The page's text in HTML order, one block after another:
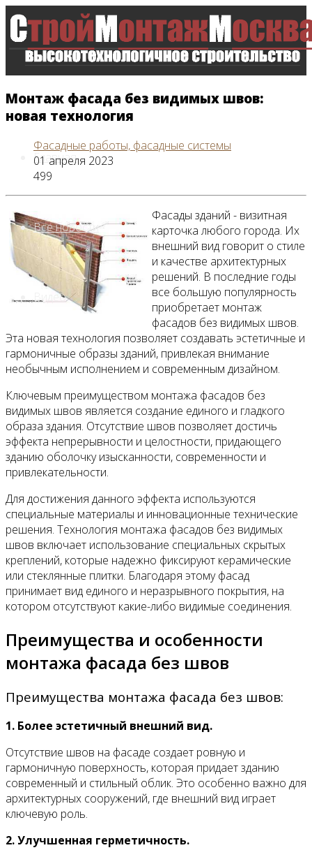
Главная
Все новости
Видео
Монтаж фасада без видимых швов:
новая технология
Фасадные работы, фасадные системы
01 апреля 2023
499
Фасады зданий - визитная
карточка любого города. Их
внешний вид говорит о стиле
и качестве архитектурных
решений. В последние годы
все большую популярность
приобретает монтаж
фасадов без видимых швов.
Эта новая технология позволяет создавать эстетичные и
гармоничные образы зданий, привлекая внимание
необычным исполнением и современным дизайном.
Ключевым преимуществом монтажа фасадов без
видимых швов является создание единого и гладкого
образа здания. Отсутствие швов позволяет достичь
эффекта непрерывности и целостности, придающего
зданию оболочку изысканности, современности и
привлекательности.
Для достижения данного эффекта используются
специальные материалы и инновационные технические
решения. Технология монтажа фасадов без видимых
швов включает использование специальных скрытых
креплений, которые надежно фиксируют керамические
или стеклянные плитки. Благодаря этому фасад
принимает вид единого и неразрывного покрытия, на
котором отсутствуют какие-либо видимые соединения.
Преимущества и особенности
монтажа фасада без швов
Преимущества монтажа фасада без швов:
1. Более эстетичный внешний вид.
Отсутствие швов на фасаде создает ровную и
гармоничную поверхность, которая придает зданию
современный и стильный облик. Это особенно важно для
архитектурных сооружений, где внешний вид играет
ключевую роль.
2. Улучшенная герметичность.